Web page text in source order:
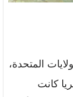
المتحدة،
كانت